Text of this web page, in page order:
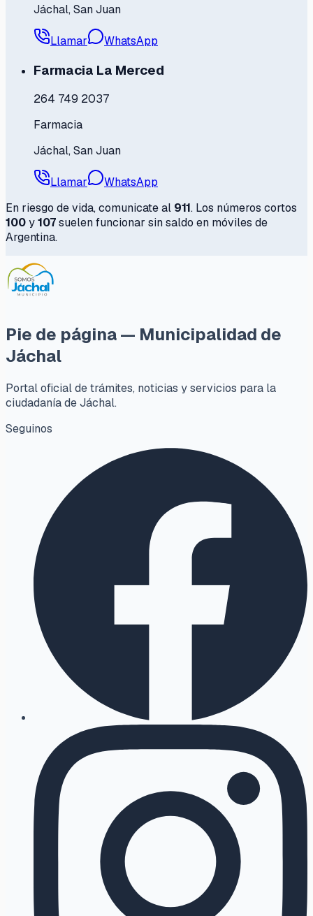
Jáchal, San Juan
Llamar WhatsApp
Farmacia La Merced
264 749 2037
Farmacia
Jáchal, San Juan
Llamar
WhatsApp
En riesgo de vida, comunicate al 911. Los números cortos
100y107suelen funcionar sin saldo en móviles de
Argentina.
Pie de página — Municipalidad de
Jáchal
Portal oficial de trámites, noticias y servicios para la
ciudadanía de Jáchal.
Seguinos